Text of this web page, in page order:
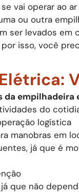
vai operar ao
ou outra
ser levados
isso, você
da empilhadeira
do
logística
manobras em
já que é
que não